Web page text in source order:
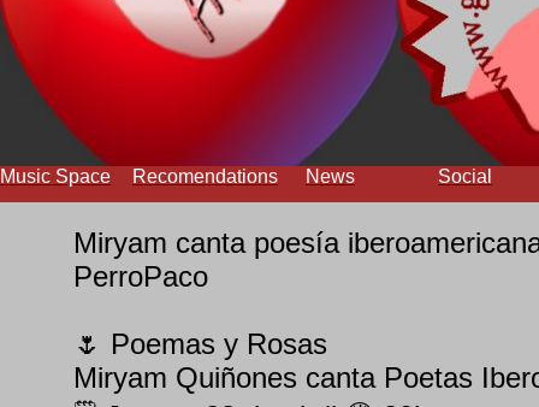
Music Space Recomendations News Social
Miryam canta poesía
PerroPaco
🌷 Poemas y Rosas
Miryam Quiñones canta Poetas